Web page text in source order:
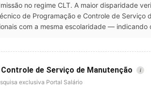
no regime CLT. A maior disparidade
de Programação e Controle de
com a mesma escolaridade —
de Serviço de Manutenção i
exclusiva Portal Salário